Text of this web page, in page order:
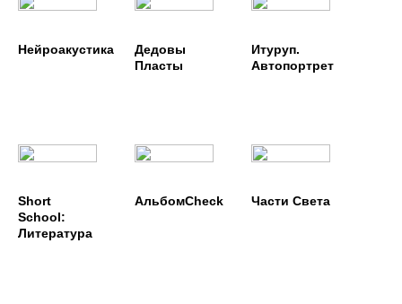
Нейроакустика
Дедовы
Пласты
Итуруп.
Автопортрет
Short
School:
Литература
АльбомCheck Части Cвета
ТЕКСТУРЫ